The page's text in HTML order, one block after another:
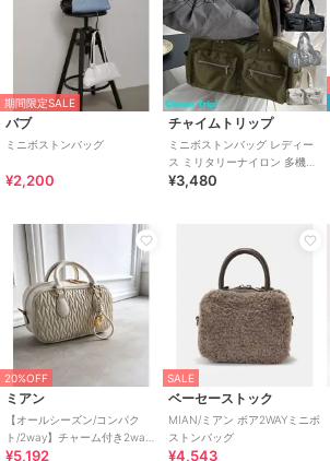
期間限定SALE
バブ
ミニボストンバッグ
¥2,200
チャイムトリップ
ミニボストンバッグ レディー
ス ミリタリーナイロン 多機能
大容量 旅行
¥3,480
20%OFF
ミアン
【オールシーズン/コンパク
ト/2way】チャーム付き2way
ミニボストンバッグ
¥5,192
SALE
ベーセーストック
MIAN/ミアン ボア2WAYミニボ
ストンバッグ
¥4,543